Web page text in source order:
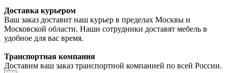
Доставка курьером
Ваш заказ доставит наш курьер в пределах Москвы и
Московской области. Наши сотрудники доставят мебель в
удобное для вас время.
Транспортная компания
Доставим ваш заказ транспортной компанией по всей России.